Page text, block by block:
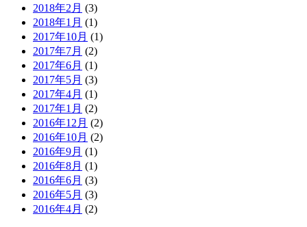
2018年2月 (3)
2018年1月 (1)
2017年10月 (1)
2017年7月 (2)
2017年6月 (1)
2017年5月 (3)
2017年4月 (1)
2017年1月 (2)
2016年12月 (2)
2016年10月 (2)
2016年9月 (1)
2016年8月 (1)
2016年6月 (3)
2016年5月 (3)
2016年4月 (2)